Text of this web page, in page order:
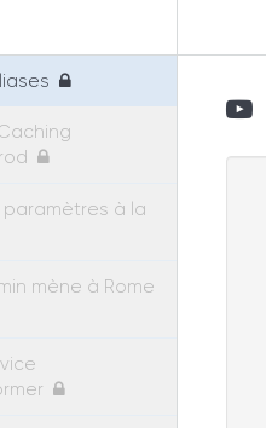
paramètres à la
mène à Rome